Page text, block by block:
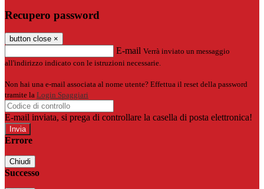
Recupero password
button close ×
E-mail Verrà inviato un messaggio
all'indirizzo indicato con le istruzioni necessarie.
Non hai una e-mail associata al nome utente? Effettua il reset della password
tramite la Login Spaggiari
E-mail inviata, si prega di controllare la casella di posta elettronica!
Errore
Chiudi
Successo